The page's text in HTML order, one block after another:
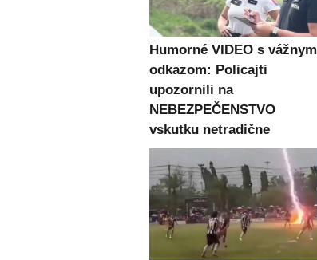
Humorné VIDEO s vážnym
odkazom: Policajti
upozornili na
NEBEZPEČENSTVO
vskutku netradične